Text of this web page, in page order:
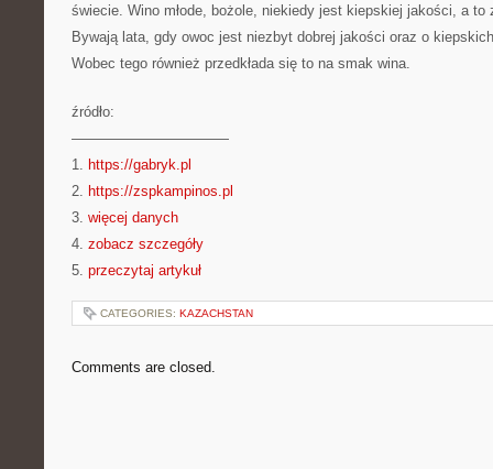
świecie. Wino młode, bożole, niekiedy jest kiepskiej jakości, a to
Bywają lata, gdy owoc jest niezbyt dobrej jakości oraz o
Wobec tego również przedkłada się to na smak wina.
źródło:
———————————
1. https://gabryk.pl
2. https://zspkampinos.pl
3. więcej danych
4. zobacz szczegóły
5. przeczytaj artykuł
CATEGORIES: KAZACHSTAN
Comments are closed.